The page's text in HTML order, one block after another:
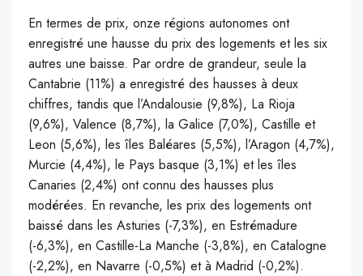
En termes de prix, onze régions autonomes ont
enregistré une hausse du prix des logements et les six
autres une baisse. Par ordre de grandeur, seule la
Cantabrie (11%) a enregistré des hausses à deux
chiffres, tandis que l’Andalousie (9,8%), La Rioja
(9,6%), Valence (8,7%), la Galice (7,0%), Castille et
Leon (5,6%), les îles Baléares (5,5%), l’Aragon (4,7%),
Murcie (4,4%), le Pays basque (3,1%) et les îles
Canaries (2,4%) ont connu des hausses plus
modérées. En revanche, les prix des logements ont
baissé dans les Asturies (-7,3%), en Estrémadure
(-6,3%), en Castille-La Manche (-3,8%), en Catalogne
(-2,2%), en Navarre (-0,5%) et à Madrid (-0,2%).